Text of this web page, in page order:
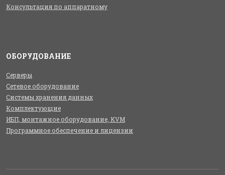
Консультация по аппаратному
ОБОРУДОВАНИЕ
Серверы
Сетевое оборудование
Системы хранения данных
Комплектующие
ИБП, монтажное оборудование, KVM
Программное обеспечение и лицензии